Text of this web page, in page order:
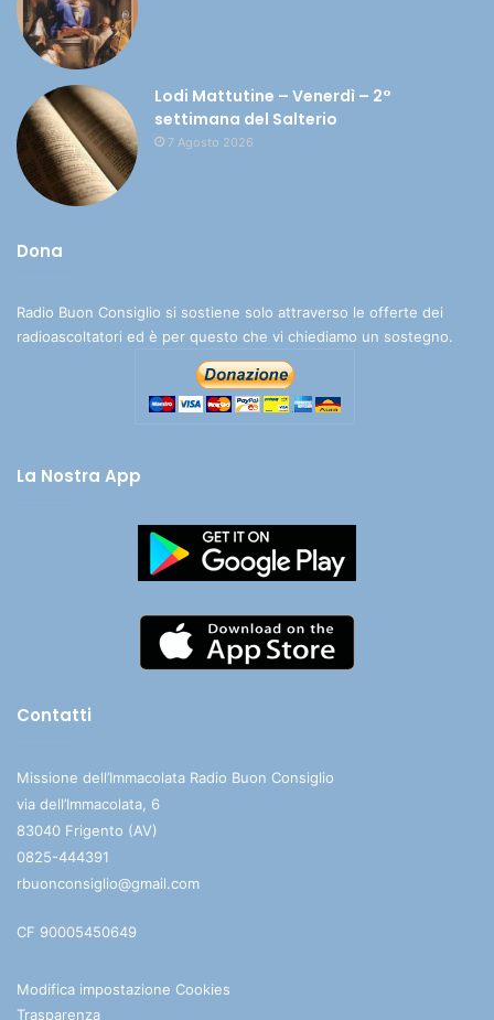
Lodi Mattutine – Venerdì – 2°
settimana del Salterio
7 Agosto 2026
Dona
Radio Buon Consiglio si sostiene solo attraverso le offerte dei
radioascoltatori ed è per questo che vi chiediamo un sostegno.
La Nostra App
Contatti
Missione dell’Immacolata Radio Buon Consiglio
via dell’Immacolata, 6
83040 Frigento (AV)
0825-444391
rbuonconsiglio@gmail.com
CF 90005450649
Modifica impostazione Cookies
Trasparenza